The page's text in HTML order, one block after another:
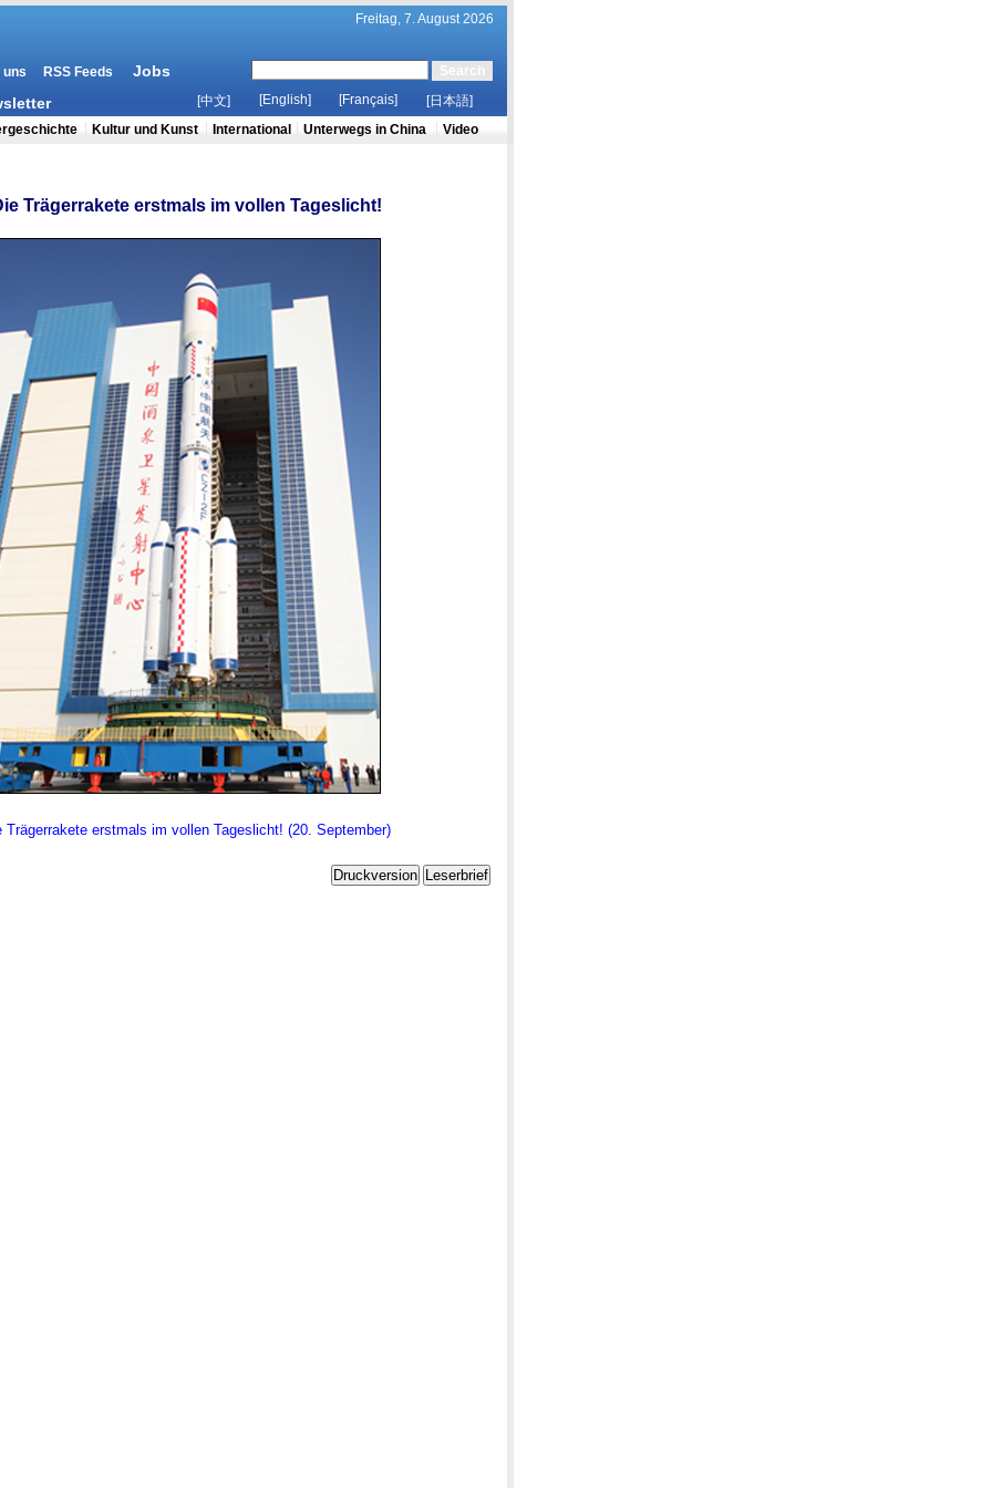
Trägerrakete erstmals im vollen Tageslicht!
Trägerrakete erstmals im vollen Tageslicht! (20. September)
Druckversion Leserbrief